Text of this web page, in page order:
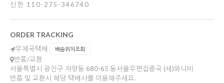
신한 110-275-346740
ORDER TRACKING
우체국택배 배송위치조회
반품/교환
서울특별시 광진구 자양동 680-65 동서울우편집중국 (세)와니비
반품 및 교환시 해당 택배사를 이용해주세요.